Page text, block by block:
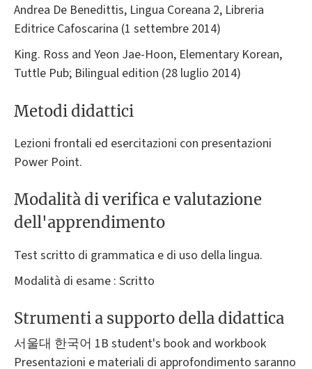
Andrea De Benedittis, Lingua Coreana 2, Libreria
Editrice Cafoscarina (1 settembre 2014)
King. Ross and Yeon Jae-Hoon, Elementary Korean,
Tuttle Pub; Bilingual edition (28 luglio 2014)
Metodi didattici
Lezioni frontali ed esercitazioni con presentazioni
Power Point.
Modalità di verifica e valutazione
dell'apprendimento
Test scritto di grammatica e di uso della lingua.
Modalità di esame : Scritto
Strumenti a supporto della didattica
서울대 한국어 1B student's book and workbook
Presentazioni e materiali di approfondimento saranno